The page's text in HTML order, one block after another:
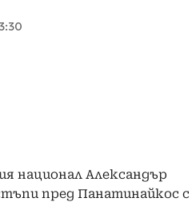
национал Александър
пред Панатинайкос с